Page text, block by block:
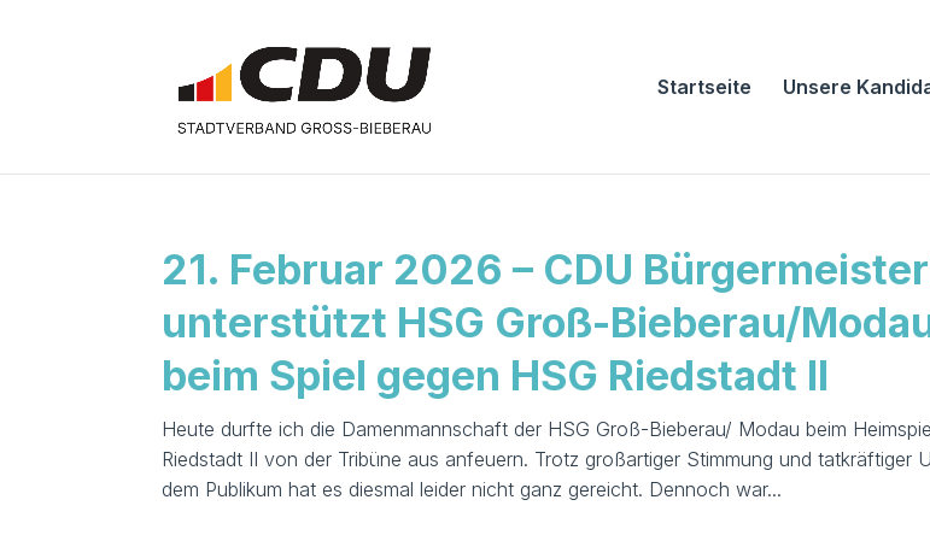
Startseite Unsere
21. Februar 2026 – CDU
unterstützt HSG Groß-Bieberau/
beim Spiel gegen HSG Riedstadt II
Heute durfte ich die Damenmannschaft der HSG Groß-Bieberau/ Modau beim
Riedstadt II von der Tribüne aus anfeuern. Trotz großartiger Stimmung und tatkräftiger
dem Publikum hat es diesmal leider nicht ganz gereicht. Dennoch war...